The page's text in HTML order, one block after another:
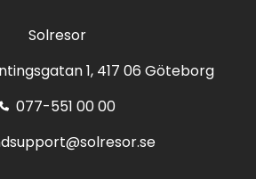
Solresor
1, 417 06 Göteborg
077-551 00 00